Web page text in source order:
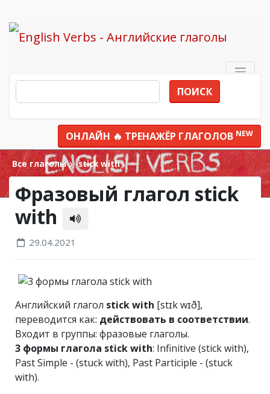
ПОИСК
ОНЛАЙН 🔥 ТРЕНАЖЁР ГЛАГОЛОВ NEW
Все глаголы stick with
Фразовый глагол stick
with
29.04.2021
Английский глагол stick with [stɪk wɪð],
переводится как: действовать в соответствии.
Входит в группы: фразовые глаголы.
3 формы глагола stick with: Infinitive (stick with),
Past Simple - (stuck with), Past Participle - (stuck
with).